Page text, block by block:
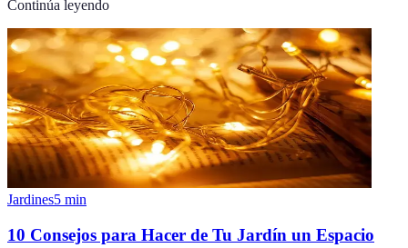
Continúa leyendo
Jardines5 min
10 Consejos para Hacer de Tu Jardín un Espacio